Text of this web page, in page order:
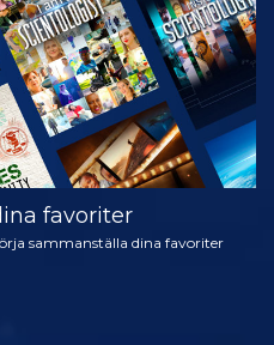
SERIEN
favoriter
sammanställa dina favoriter